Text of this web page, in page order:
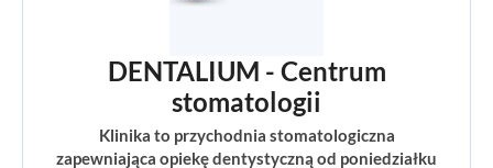
DENTALIUM - Centrum
stomatologii
Klinika to przychodnia stomatologiczna
zapewniająca opiekę dentystyczną od poniedziałku